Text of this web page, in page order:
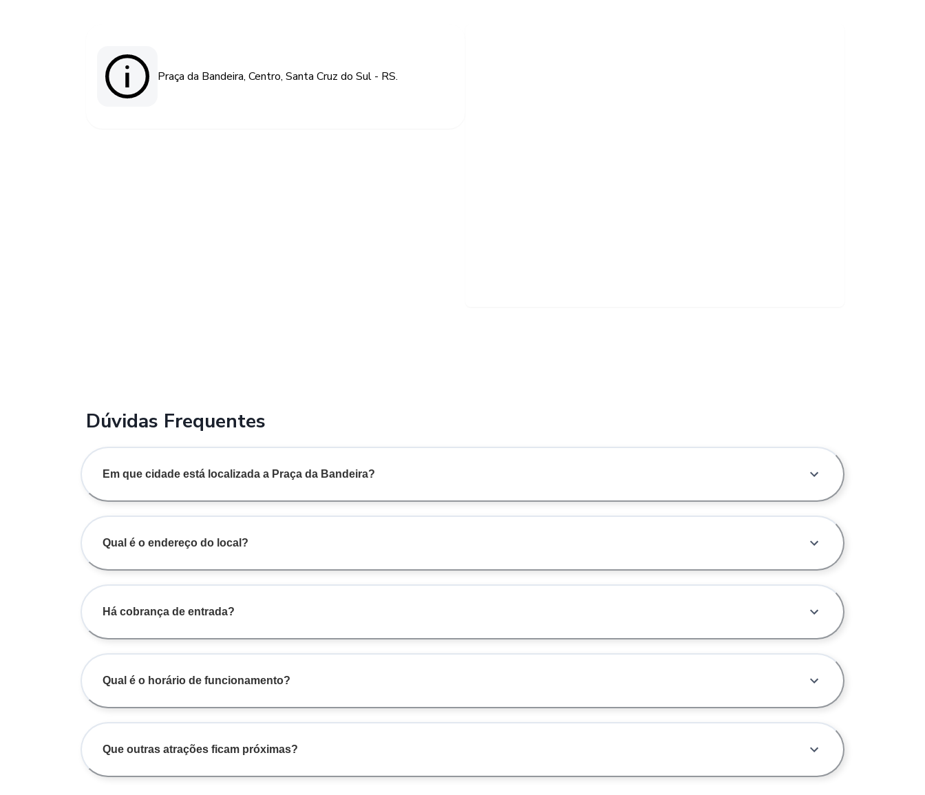
Praça da Bandeira, Centro, Santa Cruz do Sul - RS.
Dúvidas Frequentes
Em que cidade está localizada a Praça da Bandeira?
Qual é o endereço do local?
Há cobrança de entrada?
Qual é o horário de funcionamento?
Que outras atrações ficam próximas?